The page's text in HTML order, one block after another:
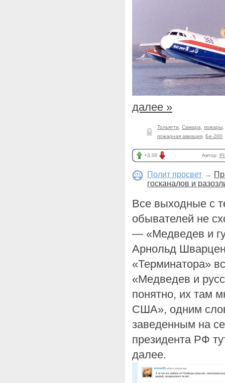
далее »
Тольятти Самара пожары
пожарная авиация Бе-200
+3.00 Автор:
Полит просвет →
госканалов и
Все выходные с
обывателей не
— «Медведев и
Арнольд
«Терминатора»
«Медведев и
понятно, их там
США», одним
заведенным на
президента РФ
далее.